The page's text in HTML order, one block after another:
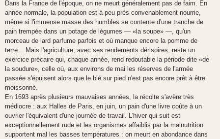
Dans la France de l'époque, on ne meurt généralement pas de faim. En
année normale, la population est à peu près convenablement nourrie,
même si l'immense masse des humbles se contente d'une tranche de
pain trempée dans un potage de légumes — «la soupe» —, qu'un
morceau de lard parfume parfois et où manque encore la pomme de
terre... Mais l'agriculture, avec ses rendements dérisoires, reste un
exercice précaire qui, chaque année, rend redoutable la période dite «de
la soudure», celle où, aux environs de mai les réserves de l'armée
passée s'épuisent alors que le blé sur pied n'est pas encore prêt à être
moissonné.
En 1693 après plusieurs mauvaises années, la récolte s'avère très
médiocre : aux Halles de Paris, en juin, un pain d'une livre coûte à un
ouvrier l'équivalent d'une journée de travail.
L'hiver qui suit est
exceptionnellement rude et les organismes affaiblis par la malnutrition
supportent mal les basses températures : on meurt en abondance dans